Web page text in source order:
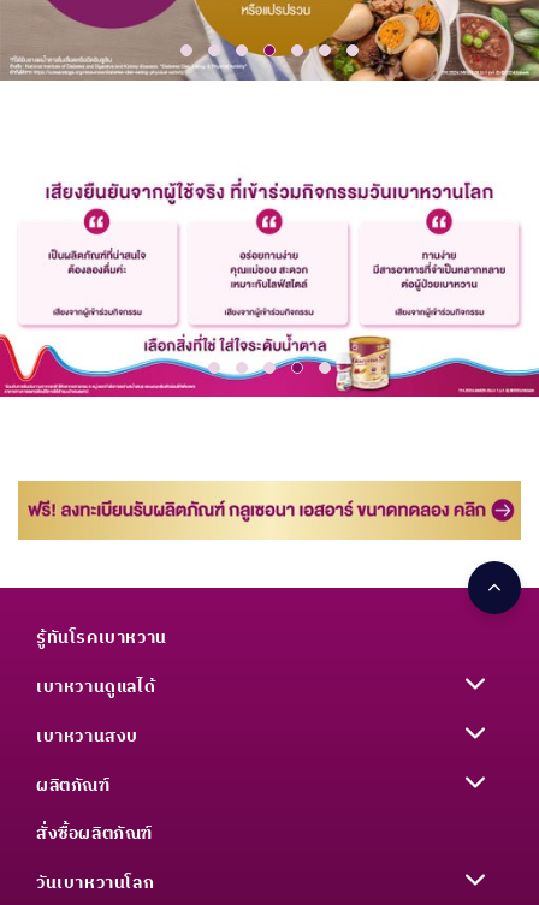
รู้ทันโรคเบาหวาน
เบาหวานดูแลได้
เบาหวานสงบ
ผลิตภัณฑ์
สั่งซื้อผลิตภัณฑ์
วันเบาหวานโลก